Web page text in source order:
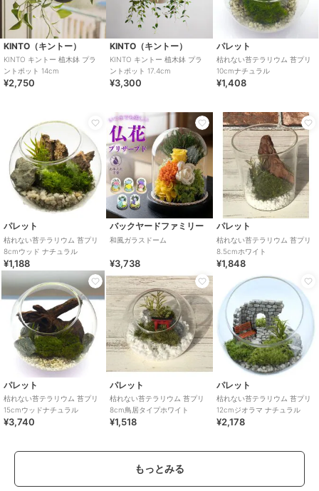
KINTO（キントー）
KINTO キントー 植木鉢 プラ
ントポット 14cm
¥2,750
KINTO（キントー）
KINTO キントー 植木鉢 プラ
ントポット 17.4cm
¥3,300
パレット
枯れない苔テラリウム 苔プリ
10cmナチュラル
¥1,408
パレット
枯れない苔テラリウム 苔プリ
8cmウッド ナチュラル
¥1,188
バックヤードファミリー
和風ガラスドーム
¥3,738
パレット
枯れない苔テラリウム 苔プリ
8.5cmホワイト
¥1,848
パレット
枯れない苔テラリウム 苔プリ
15cmウッドナチュラル
¥3,740
パレット
枯れない苔テラリウム 苔プリ
8cm鳥居タイプホワイト
¥1,518
パレット
枯れない苔テラリウム 苔プリ
12cmジオラマ ナチュラル
¥2,178
もっとみる